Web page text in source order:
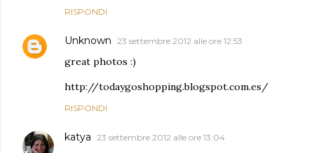
RISPONDI
Unknown 23 settembre 2012 alle ore 12:53
great photos :)
http://todaygoshopping.blogspot.com.es/
RISPONDI
katya 23 settembre 2012 alle ore 13:04